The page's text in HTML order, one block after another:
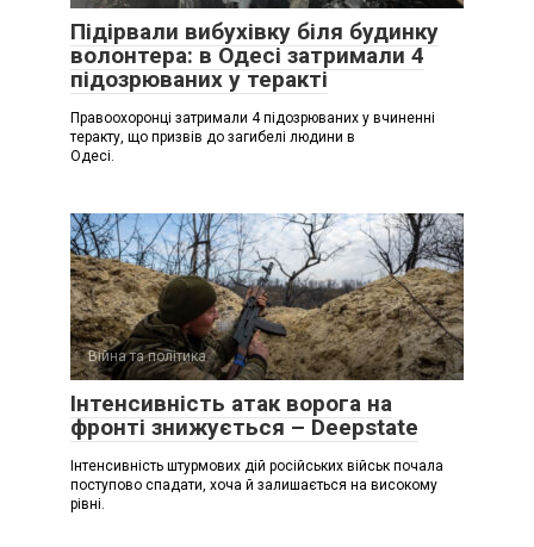
Підірвали вибухівку біля будинку
волонтера: в Одесі затримали 4
підозрюваних у теракті
Правоохоронці затримали 4 підозрюваних у вчиненні
теракту, що призвів до загибелі людини в
Одесі.
Війна та політика
Інтенсивність атак ворога на
фронті знижується – Deepstate
Інтенсивність штурмових дій російських військ почала
поступово спадати, хоча й залишається на високому
рівні.